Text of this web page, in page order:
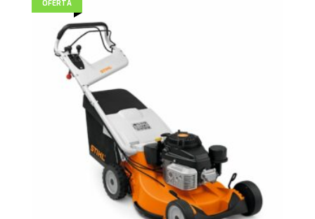
4.099,00€.
OFERTA